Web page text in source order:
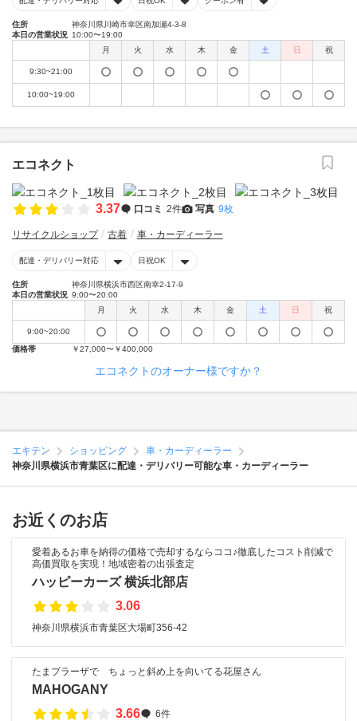
住所
神奈川県川崎市幸区南加瀬4-3-8
本日の営業状況 10:00〜19:00
月
火 水 木 金 土 日 祝
9:30~21:00
10:00~19:00
エコネクト
3.37 口コミ 2件 写真 9枚
リサイクルショップ 古着 車・カーディーラー
配達・デリバリー対応 日祝OK
住所
神奈川県横浜市西区南幸2-17-9
本日の営業状況 9:00〜20:00
月
火 水 木 金 土 日 祝
9:00~20:00
価格帯
￥27,000〜￥400,000
エコネクトのオーナー様ですか？
エキテン ショッピング
車・カーディーラー
神奈川県横浜市青葉区に配達・デリバリー可能な車・カーディーラー
お近くのお店
愛着あるお車を納得の価格で売却するならココ♪徹底したコスト削減で
高価買取を実現！地域密着の出張査定
ハッピーカーズ 横浜北部店
3.06
神奈川県横浜市青葉区大場町356-42
たまプラーザで ちょっと斜め上を向いてる花屋さん
MAHOGANY
3.66
6件